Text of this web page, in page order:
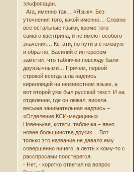
эльфопацан.
Ага, именно так… «Язык». Без
уточнения того, какой именно… Словно
все остальные языки, кроме того
самого квентрина, и не имеют особого
значения… Кстати, по пути в столовую
и обратно, Василий с интересом
заметил, что таблички повсюду были
двуязычными… Причем, первой
строкой всегда шла надпись
кириллицей на неизвестном языке, а
вот второй уже был русский текст. И на
отделении, где он лежал, висела
весьма занимательная надпись –
«Отделение КСИ-медицины».
Новенькая, кстати, табличка – явно
новее большинства других… Вот
только это название не давало ему
совершенно ничего, а лезть к кому-то с
расспросами поостерегся.
- Нет, - коротко ответил на вопрос